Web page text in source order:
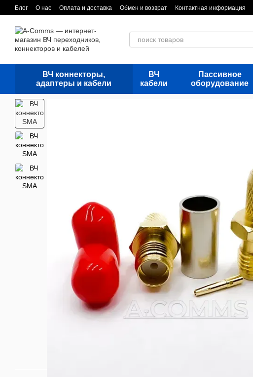
Перейти к основному контенту
Блог О нас Оплата и доставка Обмен и возврат Контактная информация
ВЧ коннекторы,
адаптеры и кабели
ВЧ
кабели
Пассивное
оборудование